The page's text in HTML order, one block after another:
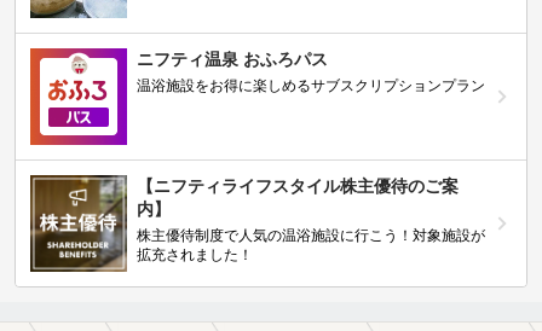
ニフティ温泉 おふろパス
温浴施設をお得に楽しめるサブスクリプションプラン
【ニフティライフスタイル株主優待のご案
内】
株主優待制度で人気の温浴施設に行こう！対象施設が
拡充されました！